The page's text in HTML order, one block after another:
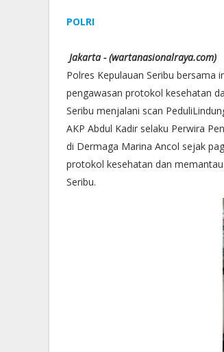
POLRI
Jakarta - (wartanasionalraya.com)
Polres Kepulauan Seribu
pengawasan protokol kesehatan
Seribu menjalani scan
AKP Abdul Kadir selaku Perwira
di Dermaga Marina Ancol sejak
protokol kesehatan dan
Seribu.